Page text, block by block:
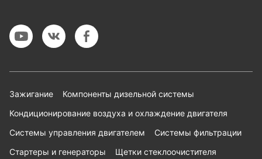
Зажигание
Компоненты дизельной системы
Кондиционирование воздуха и охлаждение двигателя
Системы управления двигателем
Системы фильтрации
Стартеры и генераторы
Щетки стеклоочистителя